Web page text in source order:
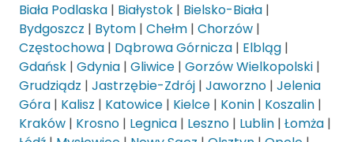
Biała Podlaska | Białystok | Bielsko-Biała |
Bydgoszcz | Bytom | Chełm | Chorzów |
Częstochowa | Dąbrowa Górnicza | Elbląg |
Gdańsk | Gdynia | Gliwice | Gorzów Wielkopolski |
Grudziądz | Jastrzębie-Zdrój | Jaworzno | Jelenia
Góra | Kalisz | Katowice | Kielce | Konin | Koszalin |
Kraków | Krosno | Legnica | Leszno | Lublin | Łomża |